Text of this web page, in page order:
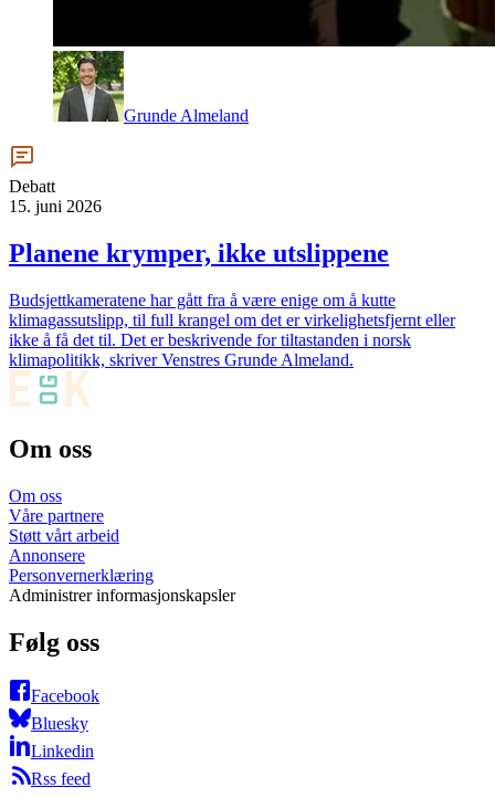
Grunde Almeland
Debatt
15. juni 2026
Planene krymper, ikke utslippene
Budsjettkameratene har gått fra å være enige om å kutte
klimagassutslipp, til full krangel om det er virkelighetsfjernt eller
ikke å få det til. Det er beskrivende for tiltastanden i norsk
klimapolitikk, skriver Venstres Grunde Almeland.
Om oss
Om oss
Våre partnere
Støtt vårt arbeid
Annonsere
Personvernerklæring
Administrer informasjonskapsler
Følg oss
Facebook
Bluesky
Linkedin
Rss feed